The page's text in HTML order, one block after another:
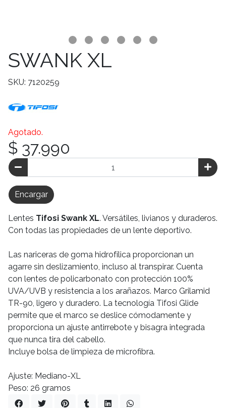
SWANK XL
SKU: 7120259
Agotado.
$ 37.990
Encargar
Lentes Tifosi Swank XL. Versátiles, livianos y duraderos.
Con todas las propiedades de un lente deportivo.
Las nariceras de goma hidrofílica proporcionan un
agarre sin deslizamiento, incluso al transpirar. Cuenta
con lentes de policarbonato con protección 100%
UVA/UVB y resistencia a los arañazos. Marco Grilamid
TR-90, ligero y duradero. La tecnología Tifosi Glide
permite que el marco se deslice cómodamente y
proporciona un ajuste antirrebote y bisagra integrada
que nunca tira del cabello.
Incluye bolsa de limpieza de microfibra.
Ajuste: Mediano-XL
Peso: 26 gramos